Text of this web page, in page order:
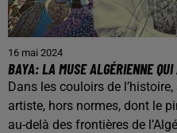
16 mai 2024
BAYA: LA MUSE ALGÉRIENNE
Dans les couloirs de l’histoire,
artiste, hors normes, dont le
au-delà des frontières de